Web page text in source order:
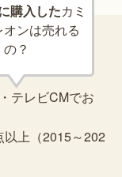
購入したカミ
オンは売れる
の？
テレビCMでお
上（2015～202